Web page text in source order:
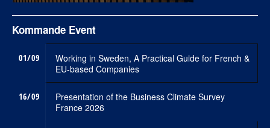
Kommande Event
01/09
Working in Sweden, A Practical Guide for French &
EU-based Companies
16/09
Presentation of the Business Climate Survey
France 2026